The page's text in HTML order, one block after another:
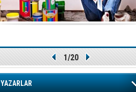
1/20
YAZARLAR